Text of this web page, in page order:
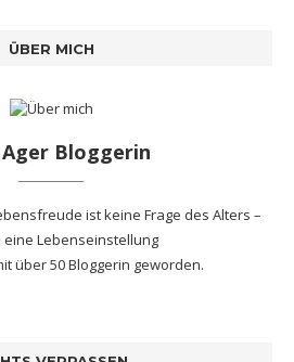
ÜBER MICH
Bloggerin
ist keine Frage des Alters –
Lebenseinstellung
über 50 Bloggerin geworden.